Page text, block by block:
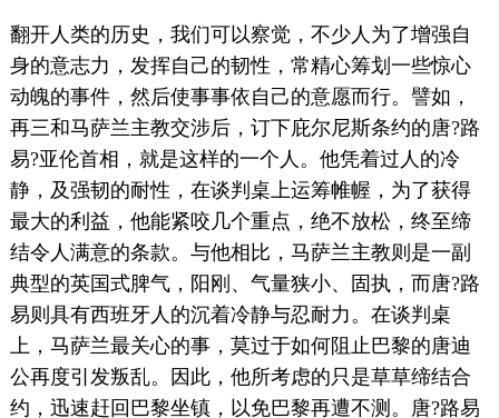
翻开人类的历史，我们可以察觉，不少人为了增强自
身的意志力，发挥自己的韧性，常精心筹划一些惊心
动魄的事件，然后使事事依自己的意愿而行。譬如，
再三和马萨兰主教交涉后，订下庇尔尼斯条约的唐?路
易?亚伦首相，就是这样的一个人。他凭着过人的冷
静，及强韧的耐性，在谈判桌上运筹帷幄，为了获得
最大的利益，他能紧咬几个重点，绝不放松，终至缔
结令人满意的条款。与他相比，马萨兰主教则是一副
典型的英国式脾气，阳刚、气量狭小、固执，而唐?路
易则具有西班牙人的沉着冷静与忍耐力。在谈判桌
上，马萨兰最关心的事，莫过于如何阻止巴黎的唐迪
公再度引发叛乱。因此，他所考虑的只是草草缔结合
约，迅速赶回巴黎坐镇，以免巴黎再遭不测。唐?路易